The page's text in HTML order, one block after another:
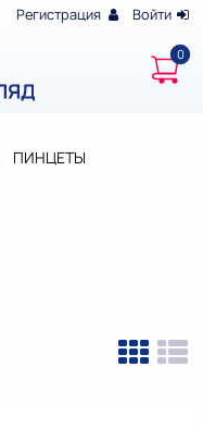
Регистрация Войти
ТЕКУЩАЯ:
ПИНЦЕТЫ